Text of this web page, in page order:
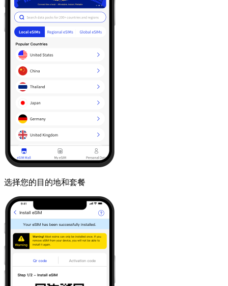
选择您的目的地和套餐